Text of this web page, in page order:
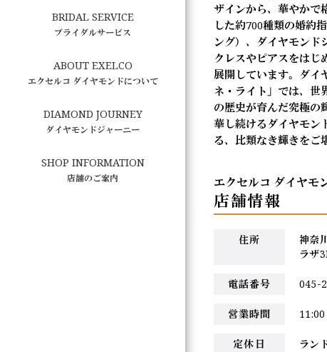
ザインから、華やかで
した約700種類の婚約
ング）、ダイヤモンド
クレスやピアスをはじ
展開しています。ダイ
ネ・ライト」では、
の歴史が育んだ究極の
華し続けるダイヤモン
る、比類なき輝きをご
エクセルコ ダイヤモ
店舗情報
住所
神奈
ラザ
電話番号 045-
営業時間
定休日 ラン
BRIDAL SERVICE
ブライダルサービス
ABOUT EXELCO
エクセルコ ダイヤモンドについて
DIAMOND JOURNEY
ダイヤモンドジャーニー
SHOP INFORMATION
店舗のご案内